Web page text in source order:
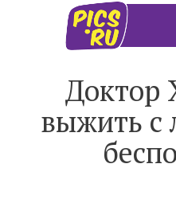
Доктор
выжить с